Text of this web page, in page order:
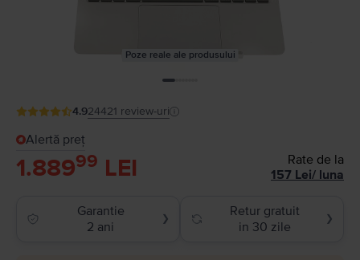
Poze reale ale produsului
4.924421 review-uri
Alertă preț
1.88999 LEI
Rate de la
157 Lei/ luna
Garantie
2 ani
❯
Retur gratuit
in 30 zile
❯